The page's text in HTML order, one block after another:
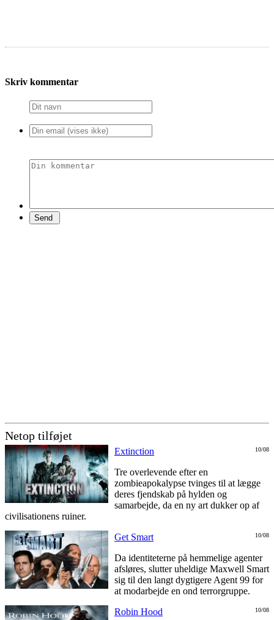
Skriv kommentar
Netop tilføjet
10/08
Extinction
Tre overlevende efter en
zombieapokalypse tvinges til at lægge
deres fjendskab på hylden og
samarbejde, da en ny art dukker op af
civilisationens ruiner.
10/08
Get Smart
Da identiteterne på hemmelige agenter
afsløres, slutter uheldige Maxwell Smart
sig til den langt dygtigere Agent 99 for
at modarbejde en ond terrorgruppe.
10/08
Robin Hood